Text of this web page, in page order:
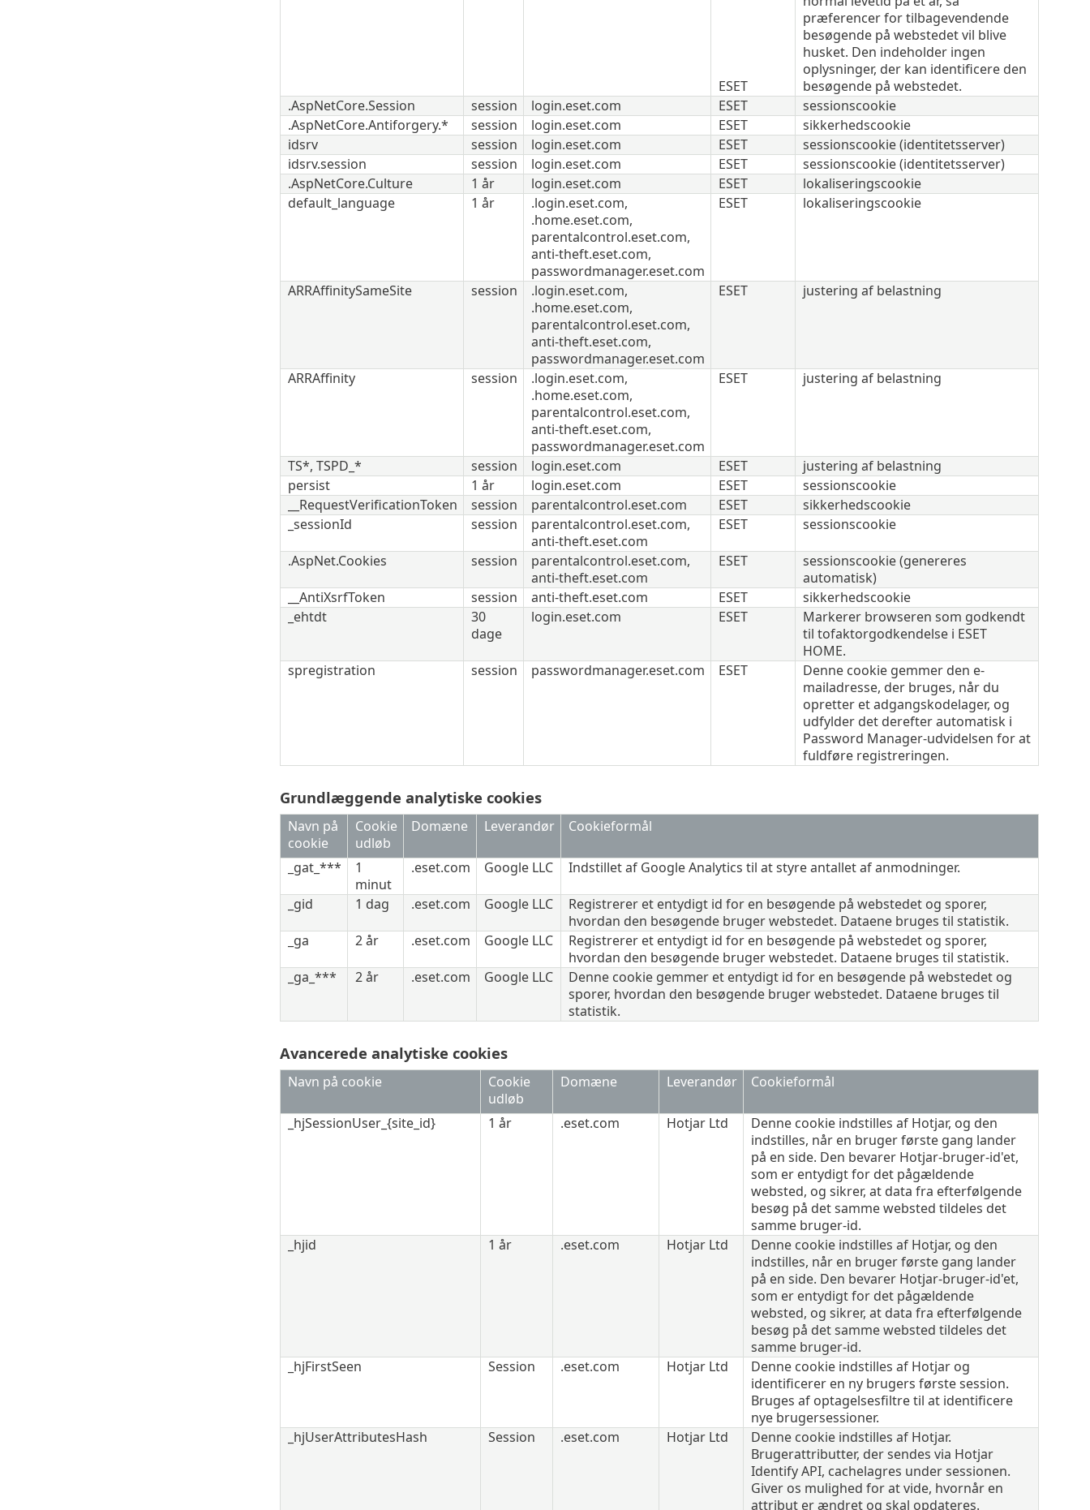
ESET
præferencer for tilbagevendende
besøgende på webstedet vil blive
husket. Den indeholder ingen
oplysninger, der kan identificere den
besøgende på webstedet.
.AspNetCore.Session
session login.eset.com ESET
sessionscookie
.AspNetCore.Antiforgery.*
session login.eset.com ESET
sikkerhedscookie
idsrv
session login.eset.com ESET
sessionscookie (identitetsserver)
idsrv.session
session login.eset.com ESET
sessionscookie (identitetsserver)
.AspNetCore.Culture
1 år login.eset.com ESET
lokaliseringscookie
default_language
1 år
.login.eset.com,
.home.eset.com,
parentalcontrol.eset.com,
anti-theft.eset.com,
passwordmanager.eset.com
ESET lokaliseringscookie
ARRAffinitySameSite session
.login.eset.com,
.home.eset.com,
parentalcontrol.eset.com,
anti-theft.eset.com,
passwordmanager.eset.com
ESET justering af belastning
ARRAffinity session
.login.eset.com,
.home.eset.com,
parentalcontrol.eset.com,
anti-theft.eset.com,
passwordmanager.eset.com
ESET justering af belastning
TS*, TSPD_* session login.eset.com ESET
justering af belastning
persist
1 år login.eset.com ESET
sessionscookie
__RequestVerificationToken
session parentalcontrol.eset.com ESET
sikkerhedscookie
_sessionId
session
parentalcontrol.eset.com,
anti-theft.eset.com
ESET sessionscookie
.AspNet.Cookies session
parentalcontrol.eset.com,
anti-theft.eset.com
ESET
sessionscookie (genereres
automatisk)
__AntiXsrfToken
session anti-theft.eset.com ESET
sikkerhedscookie
_ehtdt
30
dage
login.eset.com ESET
Markerer browseren som godkendt
til tofaktorgodkendelse i ESET
HOME.
spregistration
session passwordmanager.eset.com ESET
Denne cookie gemmer den e-
mailadresse, der bruges, når du
opretter et adgangskodelager, og
udfylder det derefter automatisk i
Password Manager-udvidelsen for at
fuldføre registreringen.
Grundlæggende analytiske cookies
Navn på
cookie
Cookie
udløb
Domæne Leverandør Cookieformål
_gat_***
1
minut
.eset.com Google LLC Indstillet af Google Analytics til at styre antallet af anmodninger.
_gid 1 dag .eset.com Google LLC
Registrerer et entydigt id for en besøgende på webstedet og sporer,
hvordan den besøgende bruger webstedet. Dataene bruges til statistik.
_ga
2 år .eset.com Google LLC
Registrerer et entydigt id for en besøgende på webstedet og sporer,
hvordan den besøgende bruger webstedet. Dataene bruges til statistik.
_ga_***
2 år .eset.com Google LLC
Denne cookie gemmer et entydigt id for en besøgende på webstedet og
sporer, hvordan den besøgende bruger webstedet. Dataene bruges til
statistik.
Avancerede analytiske cookies
Navn på cookie
Cookie
udløb
Domæne Leverandør Cookieformål
_hjSessionUser_{site_id} 1 år .eset.com Hotjar Ltd
Denne cookie indstilles af Hotjar, og den
indstilles, når en bruger første gang lander
på en side. Den bevarer Hotjar-bruger-id'et,
som er entydigt for det pågældende
websted, og sikrer, at data fra efterfølgende
besøg på det samme websted tildeles det
samme bruger-id.
_hjid
1 år .eset.com Hotjar Ltd
Denne cookie indstilles af Hotjar, og den
indstilles, når en bruger første gang lander
på en side. Den bevarer Hotjar-bruger-id'et,
som er entydigt for det pågældende
websted, og sikrer, at data fra efterfølgende
besøg på det samme websted tildeles det
samme bruger-id.
_hjFirstSeen
Session .eset.com Hotjar Ltd
Denne cookie indstilles af Hotjar og
identificerer en ny brugers første session.
Bruges af optagelsesfiltre til at identificere
nye brugersessioner.
_hjUserAttributesHash
Session .eset.com Hotjar Ltd
Denne cookie indstilles af Hotjar.
Brugerattributter, der sendes via Hotjar
Identify API, cachelagres under sessionen.
Giver os mulighed for at vide, hvornår en
attribut er ændret og skal opdateres.